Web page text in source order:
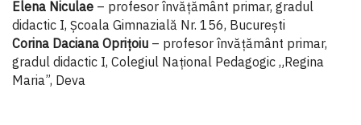
Elena Niculae – profesor învăţământ primar, gradul
didactic I, Şcoala Gimnazială Nr. 156, Bucureşti
Corina Daciana Oprițoiu – profesor învățământ primar,
gradul didactic I, Colegiul Național Pedagogic „Regina
Maria”, Deva